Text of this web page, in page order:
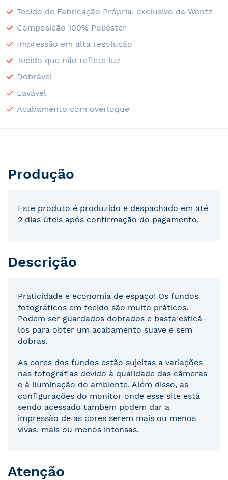
Tecido de Fabricação Própria, exclusivo da Wentz
Composição 100% Poliéster
Impressão em alta resolução
Tecido que não reflete luz
Dobrável
Lavável
Acabamento com overloque
Produção
Este produto é produzido e despachado em até
2 dias úteis após confirmação do pagamento.
Descrição
Praticidade e economia de espaço! Os fundos
fotográficos em tecido são muito práticos.
Podem ser guardados dobrados e basta esticá-
los para obter um acabamento suave e sem
dobras.
As cores dos fundos estão sujeitas a variações
nas fotografias devido à qualidade das câmeras
e à iluminação do ambiente. Além disso, as
configurações do monitor onde esse site está
sendo acessado também podem dar a
impressão de as cores serem mais ou menos
vivas, mais ou menos intensas.
Atenção